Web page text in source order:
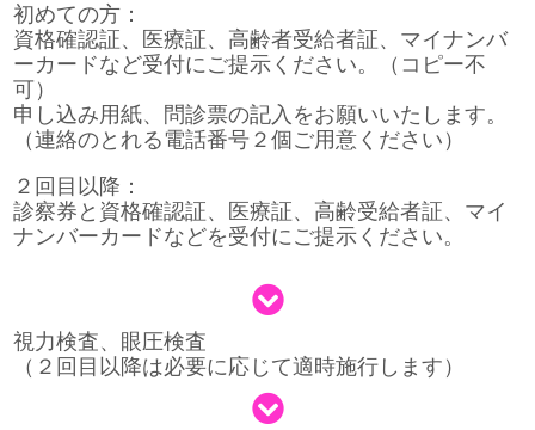
初めての方：
資格確認証、医療証、高齢者受給者証、マイナンバ
ーカードなど受付にご提示ください。（コピー不
可）
申し込み用紙、問診票の記入をお願いいたします。
（連絡のとれる電話番号２個ご用意ください）
２回目以降：
診察券と資格確認証、医療証、高齢受給者証、マイ
ナンバーカードなどを受付にご提示ください。
視力検査、眼圧検査
（２回目以降は必要に応じて適時施行します）